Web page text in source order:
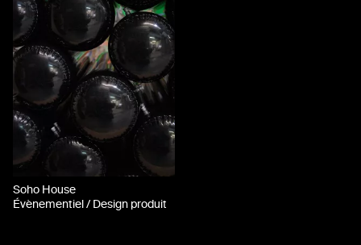
Soho House
Évènementiel / Design produit